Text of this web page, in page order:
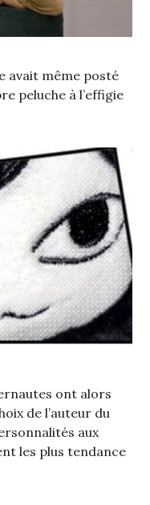
avait même posté
peluche à l’effigie
ont alors
de l’auteur du
aux
les plus tendance